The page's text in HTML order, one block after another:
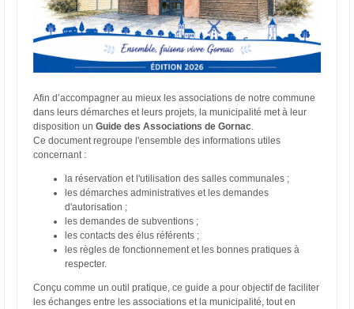
Afin d’accompagner au mieux les associations de notre commune
dans leurs démarches et leurs projets, la municipalité met à leur
disposition un Guide des Associations de Gornac.
Ce document regroupe l'ensemble des informations utiles
concernant :
la réservation et l'utilisation des salles communales ;
les démarches administratives et les demandes
d'autorisation ;
les demandes de subventions ;
les contacts des élus référents ;
les règles de fonctionnement et les bonnes pratiques à
respecter.
Conçu comme un outil pratique, ce guide a pour objectif de faciliter
les échanges entre les associations et la municipalité, tout en